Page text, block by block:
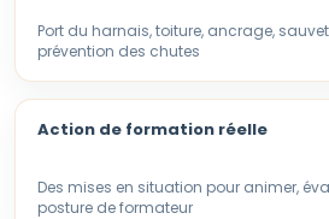
Port du harnais, toiture, ancrage,
prévention des chutes
Action de formation réelle
Des mises en situation pour animer,
posture de formateur